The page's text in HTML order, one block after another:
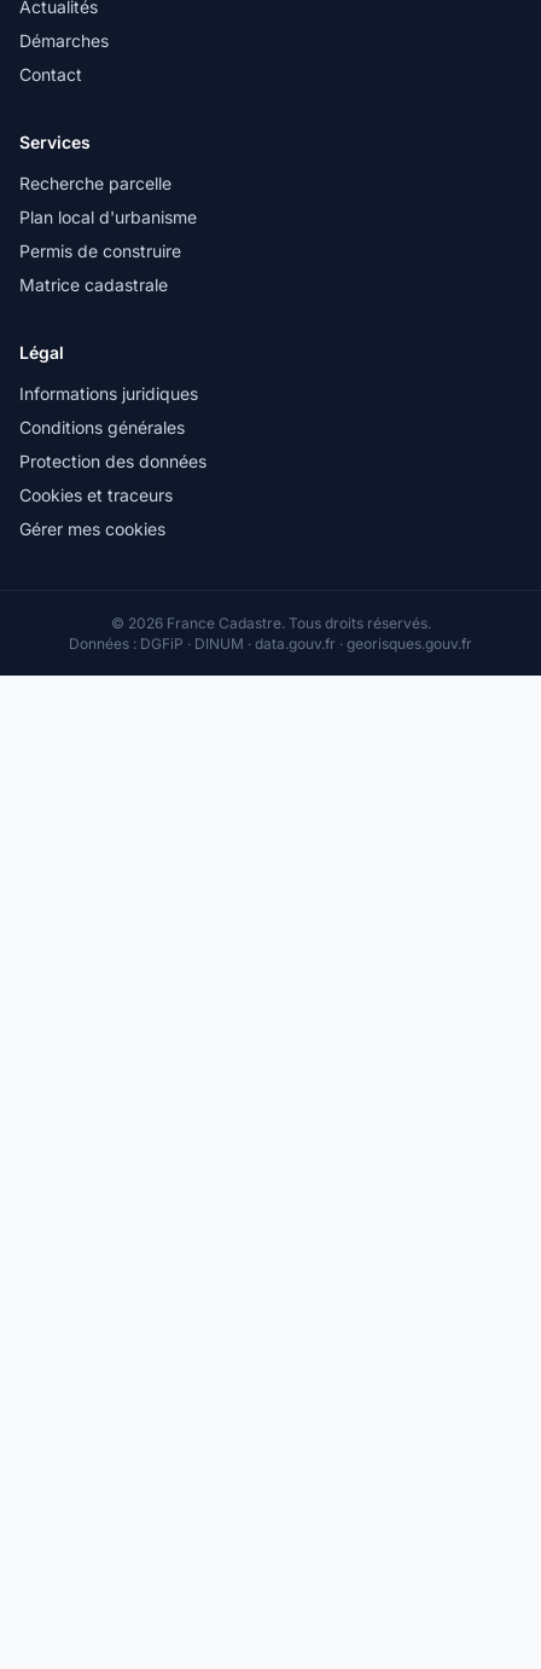
Actualités
Démarches
Contact
Services
Recherche parcelle
Plan local d'urbanisme
Permis de construire
Matrice cadastrale
Légal
Informations juridiques
Conditions générales
Protection des données
Cookies et traceurs
Gérer mes cookies
© 2026 France Cadastre. Tous droits réservés.
Données : DGFiP · DINUM · data.gouv.fr · georisques.gouv.fr